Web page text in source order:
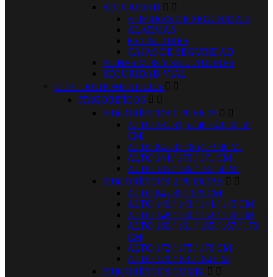
SEGURIDAD  
+CIERRES DE SEGURIDAD
ALARMAS
EXTINTORES
CAJAS DE SEGURIDAD
ADHESIVOS Y SELLADORES
SEGURIDAD VIAL
ELECTRODOMESTICOS  
FRIGORIFÍCOS  
FRIGORÍFICOS 1 PUERTA  
ALTO 28 / 33,5 / 40 / 49,50, 55
CM.
ALTO 84 / 85 / 86,5 / 90CM.
ALTO 144 / 170 / 171 CM
ALTO 185 / 186 / 187,5CM.
FRIGORÍFICOS 2 PUERTAS  
ALTO 84 / 85 / 129 CM
ALTO 140 / 143 / 144 / 145 CM
ALTO 148 / 150 / 152 / 159 CM
ALTO 160 / 161 / 165 / 167 / 170
CM
ALTO 172 / 175 / 176 CM
ALTO 179 /183 / 184 CM
FRIGORÍFICOS COMBI  